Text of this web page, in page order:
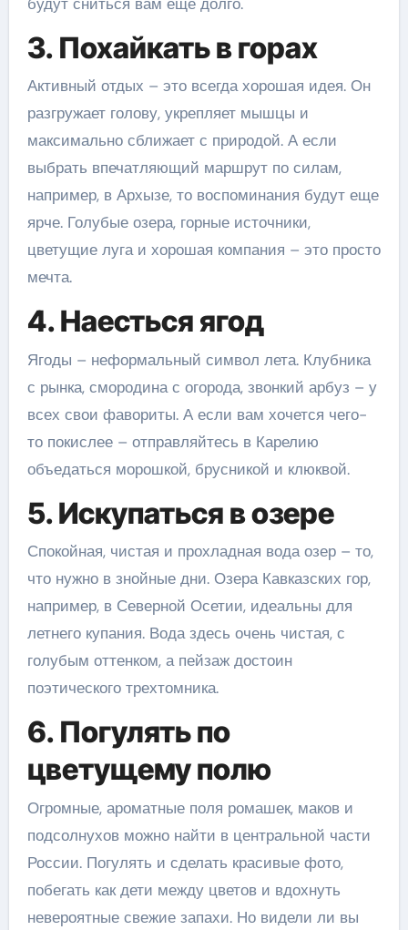
3. Похайкать в горах
Активный отдых – это всегда хорошая идея. Он
разгружает голову, укрепляет мышцы и
максимально сближает с природой. А если
выбрать впечатляющий маршрут по силам,
например, в Архызе, то воспоминания будут еще
ярче. Голубые озера, горные источники,
цветущие луга и хорошая компания – это просто
мечта.
4. Наесться ягод
Ягоды – неформальный символ лета. Клубника
с рынка, смородина с огорода, звонкий арбуз – у
всех свои фавориты. А если вам хочется чего-
то покислее – отправляйтесь в Карелию
объедаться морошкой, брусникой и клюквой.
5. Искупаться в озере
Спокойная, чистая и прохладная вода озер – то,
что нужно в знойные дни. Озера Кавказских гор,
например, в Северной Осетии, идеальны для
летнего купания. Вода здесь очень чистая, с
голубым оттенком, а пейзаж достоин
поэтического трехтомника.
6. Погулять по
цветущему полю
Огромные, ароматные поля ромашек, маков и
подсолнухов можно найти в центральной части
России. Погулять и сделать красивые фото,
побегать как дети между цветов и вдохнуть
невероятные свежие запахи. Но видели ли вы